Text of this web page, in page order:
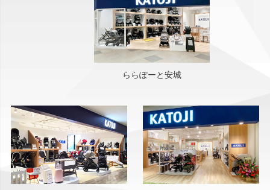
ららぽーと安城